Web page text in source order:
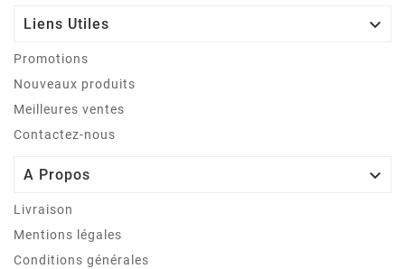
Liens Utiles 
Promotions
Nouveaux produits
Meilleures ventes
Contactez-nous
A Propos 
Livraison
Mentions légales
Conditions générales